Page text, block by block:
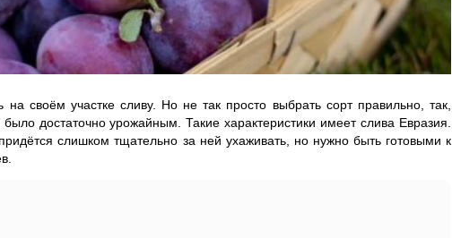
своём участке сливу. Но не так просто выбрать сорт правильно, так,
достаточно урожайным. Такие характеристики имеет слива Евразия.
слишком тщательно за ней ухаживать, но нужно быть готовыми к